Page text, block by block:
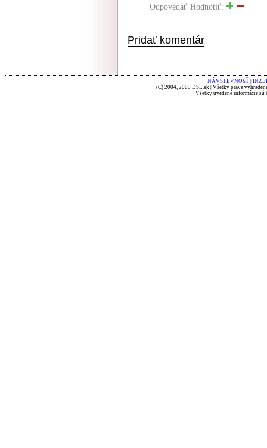
Odpovedať Hodnotiť:
Pridať komentár
NÁVŠTEVNOSŤ
(C) 2004, 2005 DSL.sk | Všetky práva
Všetky uvedené informácie sú